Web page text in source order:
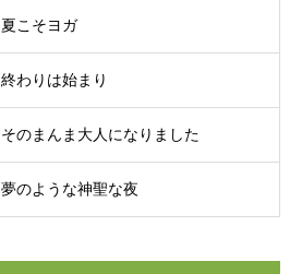
夏こそヨガ
終わりは始まり
そのまんま大人になりました
夢のような神聖な夜